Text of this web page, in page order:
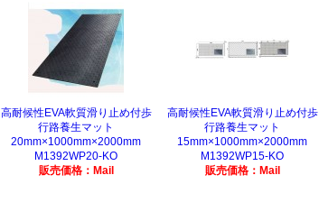
高耐候性EVA軟質滑り止め付歩
行路養生マット
20mm×1000mm×2000mm
M1392WP20-KO
販売価格：Mail
高耐候性EVA軟質滑り止め付歩
行路養生マット
15mm×1000mm×2000mm
M1392WP15-KO
販売価格：Mail